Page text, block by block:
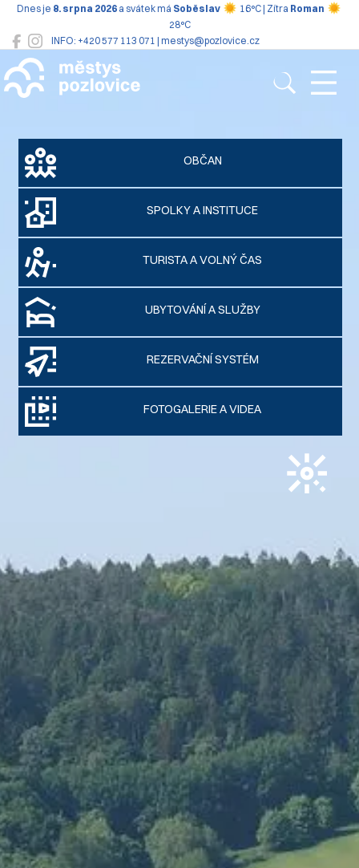
INFO: +420 577 113 071 | mestys@pozlovice.cz
Dnes je 8. srpna 2026 a svátek má Soběslav 16°C | Zítra Roman
28°C
Pozlovice
OBČAN
SPOLKY A INSTITUCE
TURISTA A VOLNÝ ČAS
UBYTOVÁNÍ A SLUŽBY
REZERVAČNÍ SYSTÉM
FOTOGALERIE A VIDEA